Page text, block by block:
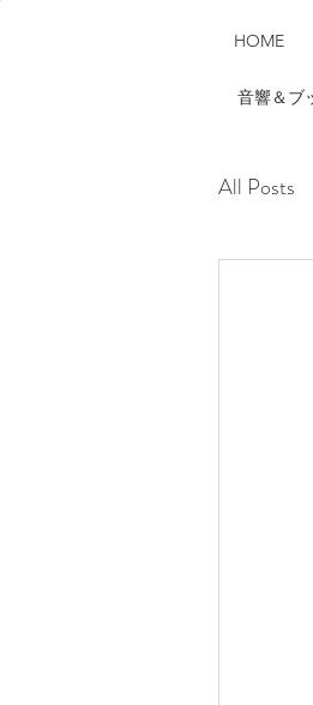
HOME
音響＆ブ
All Posts